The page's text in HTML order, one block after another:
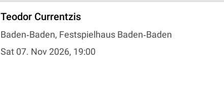
Teodor Currentzis
Baden‐Baden, Festspielhaus Baden‐Baden
Sat 07. Nov 2026, 19:00